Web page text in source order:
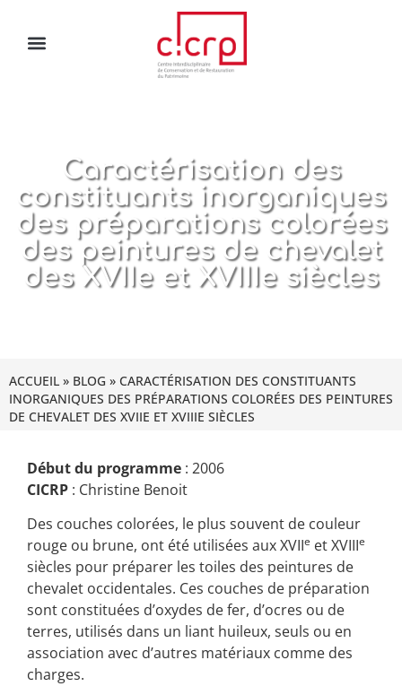
Caractérisation des
constituants inorganiques
des préparations colorées
des peintures de chevalet
des XVIIe et XVIIIe siècles
ACCUEIL » BLOG » CARACTÉRISATION DES CONSTITUANTS
INORGANIQUES DES PRÉPARATIONS COLORÉES DES PEINTURES
DE CHEVALET DES XVIIE ET XVIIIE SIÈCLES
Début du programme : 2006
CICRP : Christine Benoit
Des couches colorées, le plus souvent de couleur
rouge ou brune, ont été utilisées aux XVIIe et XVIIIe
siècles pour préparer les toiles des peintures de
chevalet occidentales. Ces couches de préparation
sont constituées d’oxydes de fer, d’ocres ou de
terres, utilisés dans un liant huileux, seuls ou en
association avec d’autres matériaux comme des
charges.